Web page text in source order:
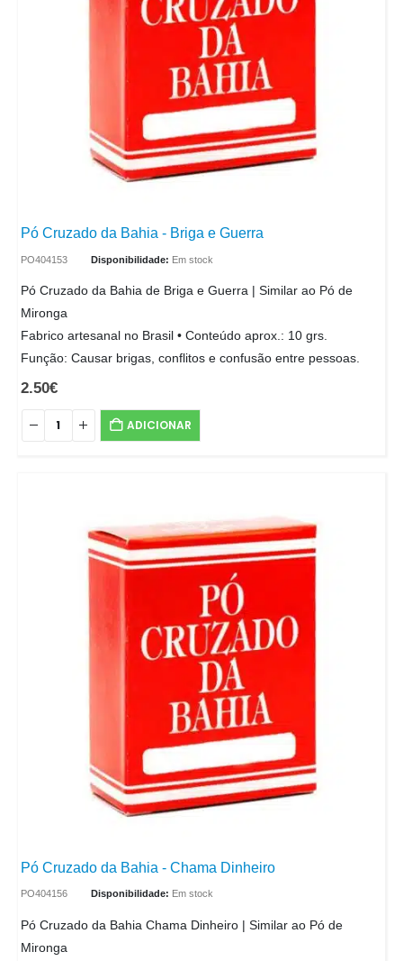
Pó Cruzado da Bahia - Briga e Guerra
PO404153 Disponibilidade: Em stock
Pó Cruzado da Bahia de Briga e Guerra | Similar ao Pó de
Mironga
Fabrico artesanal no Brasil • Conteúdo aprox.: 10 grs.
Função: Causar brigas, conflitos e confusão entre pessoas.
2.50€
ADICIONAR
Pó Cruzado da Bahia - Chama Dinheiro
PO404156 Disponibilidade: Em stock
Pó Cruzado da Bahia Chama Dinheiro | Similar ao Pó de
Mironga